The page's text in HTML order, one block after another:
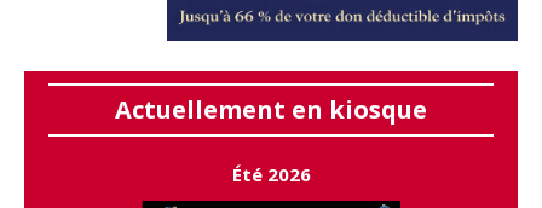
Actuellement en kiosque
Été 2026